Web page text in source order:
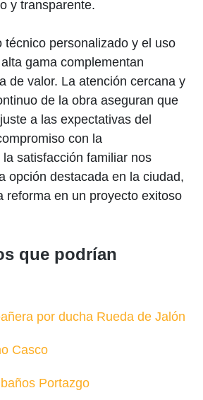
y transparente.
técnico personalizado y el uso
gama complementan
de valor. La atención cercana y
de la obra aseguran que
a las expectativas del
con la
satisfacción familiar nos
opción destacada en la ciudad,
reforma en un proyecto exitoso
que podrían
por ducha Rueda de Jalón
Casco
Portazgo